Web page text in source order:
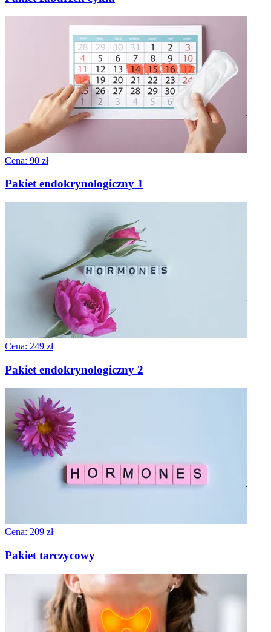
Cena: 90 zł
Pakiet endokrynologiczny 1
Cena: 249 zł
Pakiet endokrynologiczny 2
Cena: 209 zł
Pakiet tarczycowy